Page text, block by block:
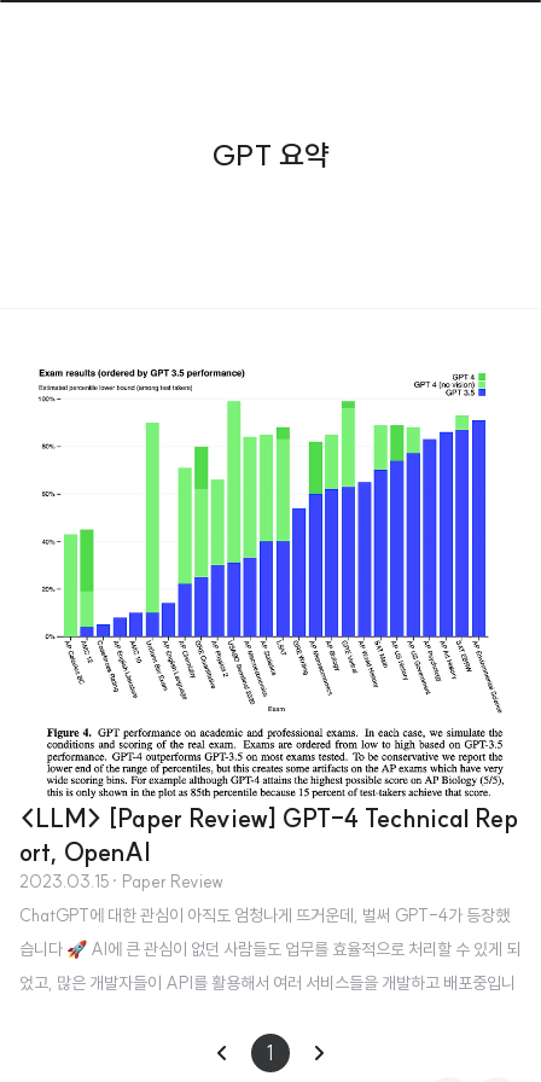
GPT 요약
<LLM> [Paper Review] GPT-4 Technical Rep
ort, OpenAI
2023.03.15 · Paper Review
ChatGPT에 대한 관심이 아직도 엄청나게 뜨거운데, 벌써 GPT-4가 등장했
습니다 🚀 AI에 큰 관심이 없던 사람들도 업무를 효율적으로 처리할 수 있게 되
었고, 많은 개발자들이 API를 활용해서 여러 서비스들을 개발하고 배포중입니
데 기술의 발전 속도를 따라 잡기가 힘드네요.. 🥲 이번 포스팅에서는 OpenAI
1